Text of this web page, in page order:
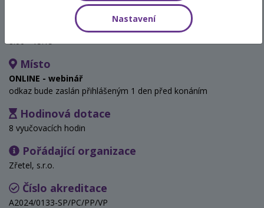
8:00 - 15:15
Místo
ONLINE - webinář
odkaz bude zaslán přihlášeným 1 den před konáním
Hodinová dotace
8 vyučovacích hodin
Pořádající organizace
Zřetel, s.r.o.
Číslo akreditace
A2024/0133-SP/PC/PP/VP
Nastavení